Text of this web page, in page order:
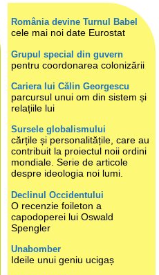
România devine Turnul Babel
cele mai noi date Eurostat
Grupul special din guvern
pentru coordonarea colonizării
Cariera lui Călin Georgescu
parcursul unui om din sistem și
relațiile lui
Sursele globalismului
cărțile și personalitățile, care au
contribuit la proiectul noii ordini
mondiale. Serie de articole
despre ideologia noi lumi.
Declinul Occidentului
O recenzie foileton a
capodoperei lui Oswald
Spengler
Unabomber
Ideile unui geniu ucigaș